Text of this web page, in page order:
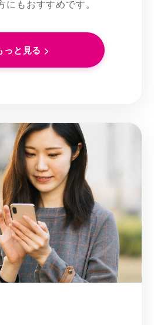
もおすすめです。
っと見る >